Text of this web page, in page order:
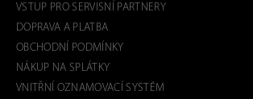
VSTUP PRO SERVISNÍ PARTNERY
DOPRAVA A PLATBA
OBCHODNÍ PODMÍNKY
NÁKUP NA SPLÁTKY
VNITŘNÍ OZNAMOVACÍ SYSTÉM